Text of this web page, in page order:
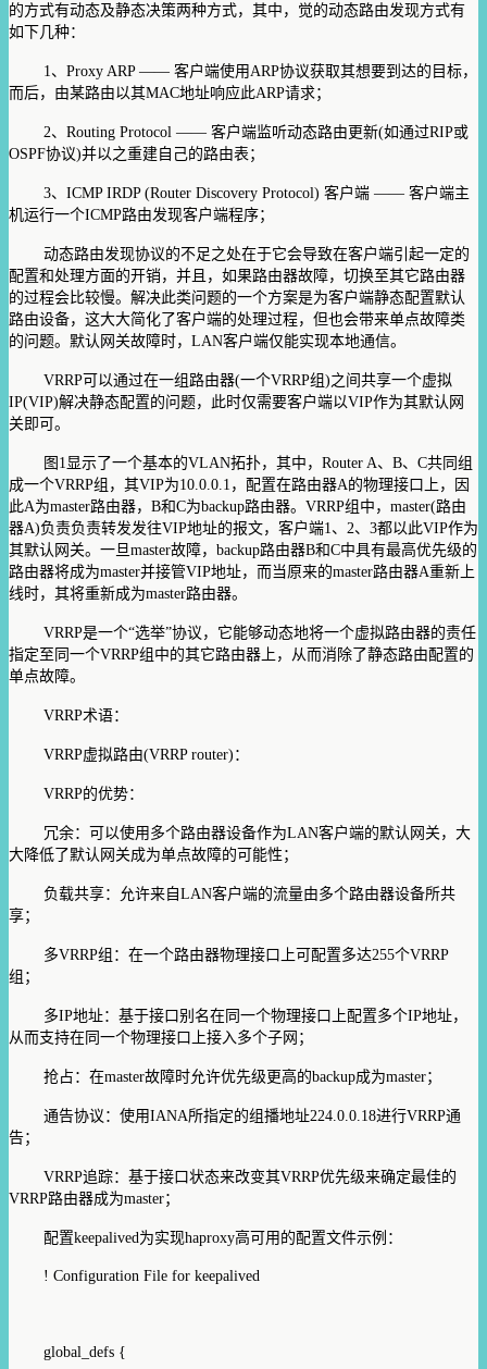
的方式有动态及静态决策两种方式，其中，觉的动态路由发现方式有
如下几种：
1、Proxy ARP —— 客户端使用ARP协议获取其想要到达的目标，
而后，由某路由以其MAC地址响应此ARP请求；
2、Routing Protocol —— 客户端监听动态路由更新(如通过RIP或
OSPF协议)并以之重建自己的路由表；
3、ICMP IRDP (Router Discovery Protocol) 客户端 —— 客户端主
机运行一个ICMP路由发现客户端程序；
动态路由发现协议的不足之处在于它会导致在客户端引起一定的
配置和处理方面的开销，并且，如果路由器故障，切换至其它路由器
的过程会比较慢。解决此类问题的一个方案是为客户端静态配置默认
路由设备，这大大简化了客户端的处理过程，但也会带来单点故障类
的问题。默认网关故障时，LAN客户端仅能实现本地通信。
VRRP可以通过在一组路由器(一个VRRP组)之间共享一个虚拟
IP(VIP)解决静态配置的问题，此时仅需要客户端以VIP作为其默认网
关即可。
图1显示了一个基本的VLAN拓扑，其中，Router A、B、C共同组
成一个VRRP组，其VIP为10.0.0.1，配置在路由器A的物理接口上，因
此A为master路由器，B和C为backup路由器。VRRP组中，master(路由
器A)负责负责转发发往VIP地址的报文，客户端1、2、3都以此VIP作为
其默认网关。一旦master故障，backup路由器B和C中具有最高优先级的
路由器将成为master并接管VIP地址，而当原来的master路由器A重新上
线时，其将重新成为master路由器。
VRRP是一个“选举”协议，它能够动态地将一个虚拟路由器的责任
指定至同一个VRRP组中的其它路由器上，从而消除了静态路由配置的
单点故障。
VRRP术语：
VRRP虚拟路由(VRRP router)：
VRRP的优势：
冗余：可以使用多个路由器设备作为LAN客户端的默认网关，大
大降低了默认网关成为单点故障的可能性；
负载共享：允许来自LAN客户端的流量由多个路由器设备所共
享；
多VRRP组：在一个路由器物理接口上可配置多达255个VRRP
组；
多IP地址：基于接口别名在同一个物理接口上配置多个IP地址，
从而支持在同一个物理接口上接入多个子网；
抢占：在master故障时允许优先级更高的backup成为master；
通告协议：使用IANA所指定的组播地址224.0.0.18进行VRRP通
告；
VRRP追踪：基于接口状态来改变其VRRP优先级来确定最佳的
VRRP路由器成为master；
配置keepalived为实现haproxy高可用的配置文件示例：
! Configuration File for keepalived
global_defs {